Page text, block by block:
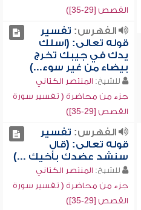
القصص [29-35])
الفهرس: تفسير
قوله تعالى: (اسلك
يدك في جيبك تخرج
بيضاء من غير سوء...)
للشيخ: المنتصر الكتاني
جزء من محاضرة ( تفسير سورة
القصص [29-35])
الفهرس: تفسير
قوله تعالى: (قال
سنشد عضدك بأخيك ...)
للشيخ: المنتصر الكتاني
جزء من محاضرة ( تفسير سورة
القصص [29-35])